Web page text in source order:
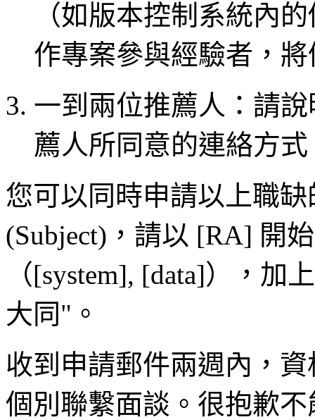
（如版本控制系統內
作專案參與經驗者，
一到兩位推薦人：請
薦人所同意的連絡方式
您可以同時申請以上職
(Subject)，請以 [RA] 開
（[system], [data]），
大同"。
收到申請郵件兩週內，
個別聯繫面談。很抱歉